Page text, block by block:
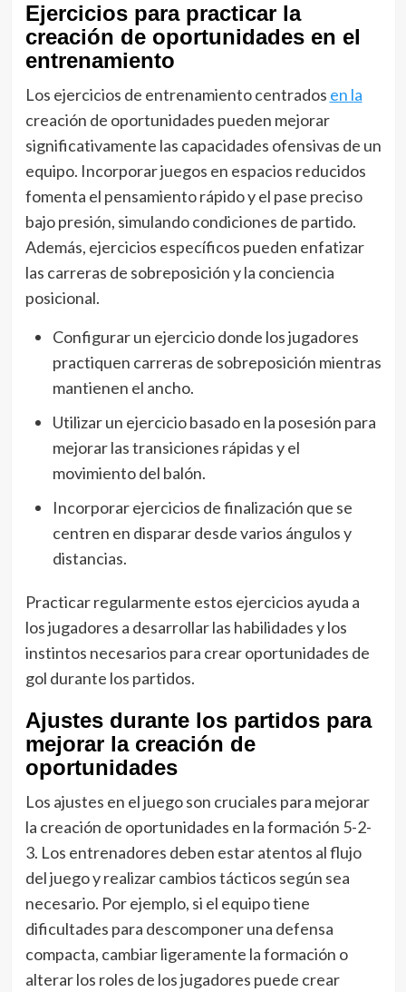
Ejercicios para practicar la
creación de oportunidades en el
entrenamiento
Los ejercicios de entrenamiento centrados en la
creación de oportunidades pueden mejorar
significativamente las capacidades ofensivas de un
equipo. Incorporar juegos en espacios reducidos
fomenta el pensamiento rápido y el pase preciso
bajo presión, simulando condiciones de partido.
Además, ejercicios específicos pueden enfatizar
las carreras de sobreposición y la conciencia
posicional.
Configurar un ejercicio donde los jugadores
practiquen carreras de sobreposición mientras
mantienen el ancho.
Utilizar un ejercicio basado en la posesión para
mejorar las transiciones rápidas y el
movimiento del balón.
Incorporar ejercicios de finalización que se
centren en disparar desde varios ángulos y
distancias.
Practicar regularmente estos ejercicios ayuda a
los jugadores a desarrollar las habilidades y los
instintos necesarios para crear oportunidades de
gol durante los partidos.
Ajustes durante los partidos para
mejorar la creación de
oportunidades
Los ajustes en el juego son cruciales para mejorar
la creación de oportunidades en la formación 5-2-
3. Los entrenadores deben estar atentos al flujo
del juego y realizar cambios tácticos según sea
necesario. Por ejemplo, si el equipo tiene
dificultades para descomponer una defensa
compacta, cambiar ligeramente la formación o
alterar los roles de los jugadores puede crear